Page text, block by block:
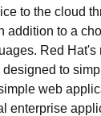
to the cloud
addition to a
Red Hat's
to
web
enterprise